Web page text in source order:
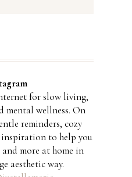
for slow living,
mental wellness. On
reminders, cozy
to help you
more at home in
aesthetic way.